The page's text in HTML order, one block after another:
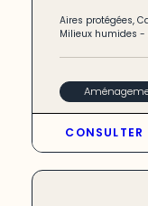
Aires protégées,
Milieux humides -
CONSULTER